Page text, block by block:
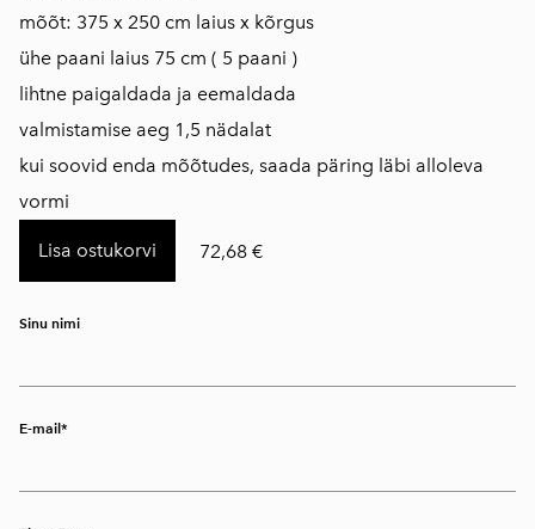
mõõt: 375 x 250 cm laius x kõrgus
ühe paani laius 75 cm ( 5 paani )
lihtne paigaldada ja eemaldada
​valmistamise aeg 1,5 nädalat
kui soovid enda mõõtudes, saada päring läbi alloleva
vormi
Lisa ostukorvi 72,68 €
Sinu nimi
E-mail